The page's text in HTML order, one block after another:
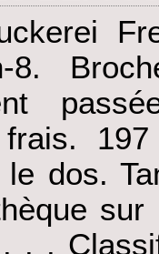
8.
frais.
dos.
. .